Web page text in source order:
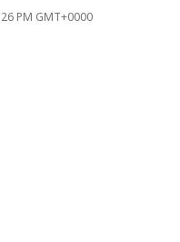
PM GMT+0000